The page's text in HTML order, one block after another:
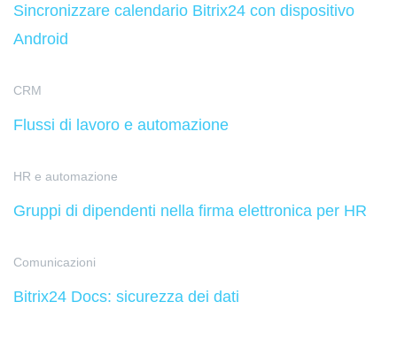
Sincronizzare calendario Bitrix24 con dispositivo
Android
CRM
Flussi di lavoro e automazione
HR e automazione
Gruppi di dipendenti nella firma elettronica per HR
Comunicazioni
Bitrix24 Docs: sicurezza dei dati